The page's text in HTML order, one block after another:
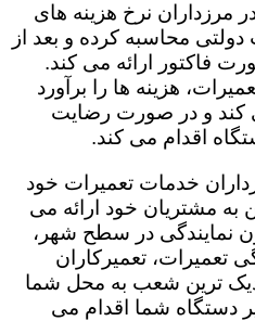
مرزداران نرخ هزینه های
محاسبه کرده و بعد از
فاکتور ارائه می کند.
هزینه ها را برآورد
کند و در صورت رضایت
اقدام می کند.
خدمات تعمیرات خود
به مشتریان خود ارائه می
نمایندگی در سطح شهر،
تعمیرات، تعمیرکاران
ترین شعب به محل شما
دستگاه شما اقدام می